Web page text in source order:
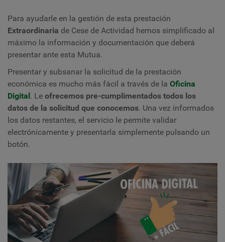
Para ayudarle en la gestión de esta prestación
Extraordinaria de Cese de Actividad hemos simplificado al
máximo la información y documentación que deberá
presentar ante esta Mutua.
Presentar y subsanar la solicitud de la prestación
económica es mucho más fácil a través de la Oficina
Digital. Le ofrecemos pre-cumplimentados todos los
datos de la solicitud que conocemos. Una vez informados
los datos restantes, el servicio le permite validar
electrónicamente y presentarla simplemente pulsando un
botón.